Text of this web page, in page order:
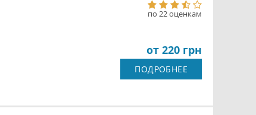
по 22 оценкам
от 220 грн
ПОДРОБНЕЕ